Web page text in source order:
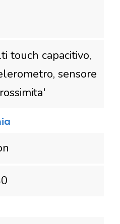
touch capacitivo,
sensore